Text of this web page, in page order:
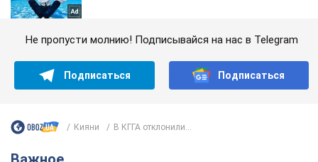
Не пропусти молнию! Подписывайся на нас в Telegram
Подписаться Подписаться
Кияни В КГГА отклонили...